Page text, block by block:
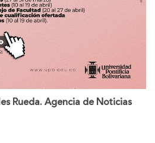
Rueda. Agencia de Noticias